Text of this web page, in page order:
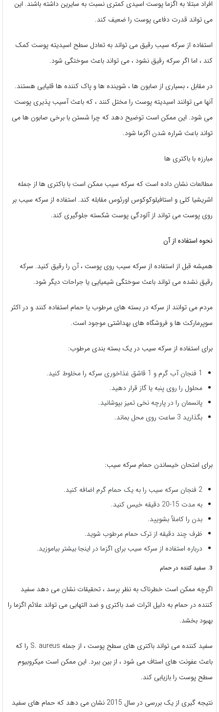
افراد مبتلا به اگزما پوست اسیدی کمتری نسبت به سایرین داشته باشند. این
می تواند قدرت دفاعی پوست را ضعیف کند.
استفاده از سرکه سیب رقیق می تواند به تعادل سطح اسیدیته پوست کمک
کند ، اما اگر سرکه رقیق نشود ، می تواند باعث سوختگی شود.
در مقابل ، بسیاری از صابون ها ، شوینده ها و پاک کننده ها قلیایی هستند.
آنها می توانند اسیدیته پوست را مختل کنند ، که باعث آسیب پذیری پوست
می شود. این ممکن است توضیح دهد که چرا شستن با برخی صابون ها می
تواند باعث شراره شدن اگزما شود.
مبارزه با باکتری ها
مطالعات نشان داده است که سرکه سیب ممکن است با باکتری ها از جمله
اشریشیا کلی و استافیلوکوکوس اورئوس مقابله کند. استفاده از سرکه سیب بر
روی پوست می تواند از آلودگی پوست شکسته جلوگیری کند.
نحوه استفاده از آن
همیشه قبل از استفاده از سرکه سیب روی پوست ، آن را رقیق کنید. سرکه
رقیق نشده می تواند باعث سوختگی شیمیایی یا جراحات دیگر شود.
مردم می توانند از سرکه در بسته های مرطوب یا حمام استفاده کنند و در اکثر
سوپرمارکت ها و فروشگاه های بهداشتی موجود است.
برای استفاده از سرکه سیب در یک بسته بندی مرطوب:
1 فنجان آب گرم و 1 قاشق غذاخوری سرکه را مخلوط کنید.
محلول را روی پنبه یا گاز قرار دهید.
پانسمان را در پارچه نخی تمیز بپوشانید.
بگذارید 3 ساعت روی محل بماند.
برای امتحان خیساندن حمام سرکه سیب:
2 فنجان سرکه سیب را به یک حمام گرم اضافه کنید.
به مدت 15-20 دقیقه خیس کنید.
بدن را کاملاً بشویید.
ظرف چند دقیقه از ترک حمام مرطوب شوید.
درباره استفاده از سرکه سیب برای اگزما در اینجا بیشتر بیاموزید.
3. سفید کننده در حمام
اگرچه ممکن است خطرناک به نظر برسد ، تحقیقات نشان می دهد سفید
کننده در حمام به دلیل اثرات ضد باکتری و ضد التهابی می تواند علائم اگزما را
بهبود بخشد.
سفید کننده می تواند باکتری های سطح پوست ، از جمله S. aureus را که
باعث عفونت های استاف می شود ، از بین ببرد. این ممکن است میکروبیوم
سطح پوست را بازیابی کند.
نتیجه گیری از یک بررسی در سال 2015 نشان می دهد که حمام های سفید